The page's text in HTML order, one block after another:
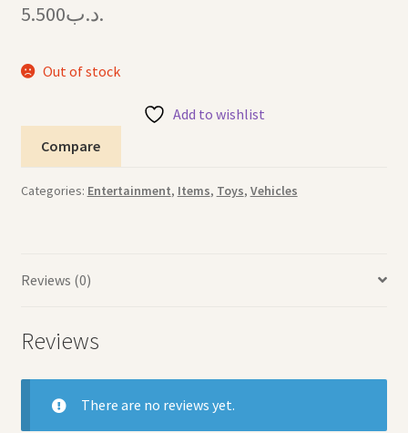
.د.ب5.500
Out of stock
Add to wishlist
Compare
Categories: Entertainment, Items, Toys, Vehicles
Reviews (0)
Reviews
There are no reviews yet.